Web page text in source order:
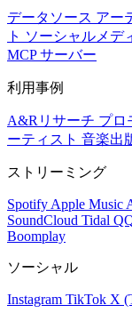
データソース アー
ト ソーシャルメデ
MCP サーバー
利用事例
A&Rリサーチ プロ
ーティスト 音楽出
ストリーミング
Spotify Apple Music
SoundCloud Tidal
Boomplay
ソーシャル
Instagram TikTok X